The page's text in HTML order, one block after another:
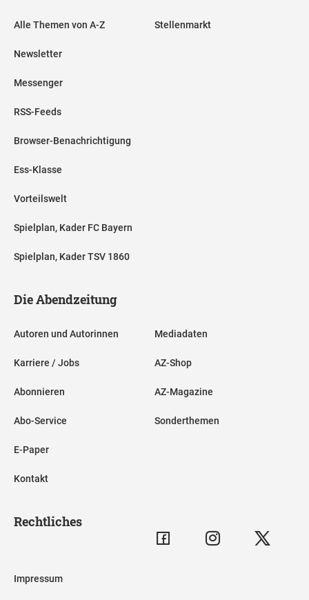
Alle Themen von A-Z
Newsletter
Messenger
RSS-Feeds
Browser-Benachrichtigung
Ess-Klasse
Vorteilswelt
Spielplan, Kader FC Bayern
Spielplan, Kader TSV 1860
Stellenmarkt
Die Abendzeitung
Autoren und Autorinnen
Karriere / Jobs
Abonnieren
Abo-Service
E-Paper
Kontakt
Mediadaten
AZ-Shop
AZ-Magazine
Sonderthemen
Rechtliches
Impressum